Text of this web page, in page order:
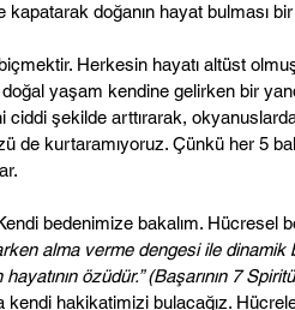
kapatarak doğanın hayat bulması
Herkesin hayatı altüst
doğal yaşam kendine gelirken bir
ciddi şekilde arttırarak,
de kurtaramıyoruz. Çünkü her 5
bedenimize bakalım. Hücresel
alma verme dengesi ile dinamik
özüdür.” (Başarının 7
kendi hakikatimizi bulacağız.